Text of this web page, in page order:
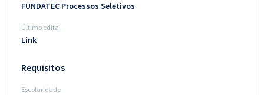
Atendimento
FUNDATEC Processos Seletivos
Último edital
Link
Requisitos
Escolaridade